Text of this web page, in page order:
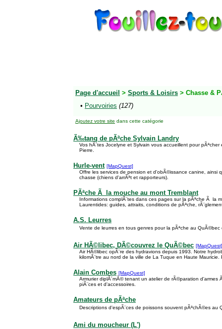
Page d'accueil > Sports & Loisirs > Chasse &
• Pourvoiries (127)
Ajoutez votre site dans cette catégorie
Ã‰tang de pÃªche Sylvain Landry
Vos hÃ´tes Jocelyne et Sylvain vous accueillent pour
Pierre.
Hurle-vent [MapQuest]
Offre les services de pension et d'obÃ©issance canine, ainsi
chasse (chiens d'arrÃªt et rapporteurs).
PÃªche Ã la mouche au mont Tremblant
Informations complÃ¨tes dans ces pages sur la pÃªche Ã la
Laurentides: guides, attraits, conditions de pÃªche,
A.S. Leurres
Vente de leurres en tous genres pour la pÃªche au QuÃ©bec
Air HÃ©libec, DÃ©couvrez le QuÃ©bec [MapQuest]
Air HÃ©libec opÃ¨re des hydravions depuis 1993. Notre
kilomÃ¨tre au nord de la ville de La Tuque en Haute
Alain Combes [MapQuest]
Armurier diplÃ´mÃ© tenant un atelier de rÃ©paration
piÃ¨ces et d'accessoires.
Amateurs de pÃªche
Descriptions d'espÃ¨ces de poissons souvent pÃªchÃ©es au
Ami du moucheur (L')